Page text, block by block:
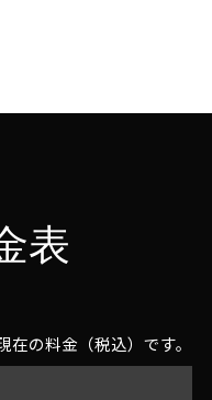
表
の料金（税込）です。